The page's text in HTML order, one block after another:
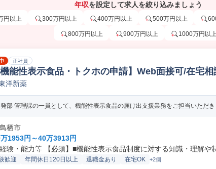
年収を設定して求人を絞り込みましょう
円以上 300万円以上 400万円以上 500万円以上
800万円以上 900万円以上 1000万円以
正社員
機能性表示食品・トクホの申請】Web面接可/在宅
料/たばこ)
洋新薬
部 管理課の一員として、機能性表示食品の届け出支援業務をご担当いただ
栖市
1953円～40万3913円
験・能力等 【必須】■機能性表示食品制度に対する知識・理解や
歓迎 年間休日120日以上 退職金あり 在宅OK +2個